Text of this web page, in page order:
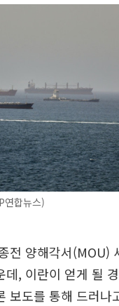
합뉴스)
전 양해각서(MOU)
데, 이란이 얻게 될
보도를 통해 드러나